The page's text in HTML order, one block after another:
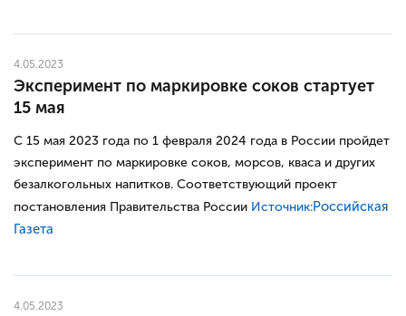
4.05.2023
Эксперимент по маркировке соков стартует
15 мая
С 15 мая 2023 года по 1 февраля 2024 года в России пройдет
эксперимент по маркировке соков, морсов, кваса и других
безалкогольных напитков. Соответствующий проект
постановления Правительства России Источник:Российская
Газета
4.05.2023